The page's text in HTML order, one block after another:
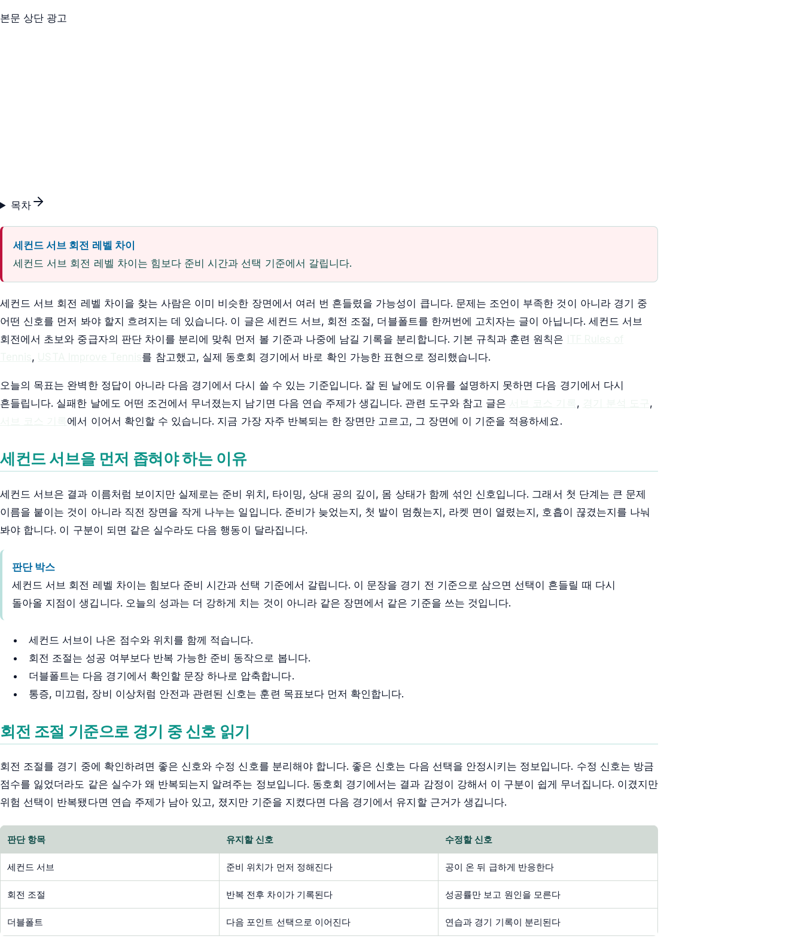
본문 상단 광고
목차
세컨드 서브 회전 레벨 차이
세컨드 서브 회전 레벨 차이는 힘보다 준비 시간과 선택 기준에서 갈립니다.
세컨드 서브 회전 레벨 차이을 찾는 사람은 이미 비슷한 장면에서 여러 번 흔들렸을 가능성이 큽니다. 문제는 조언이 부족한 것이 아니라 경기 중
어떤 신호를 먼저 봐야 할지 흐려지는 데 있습니다. 이 글은 세컨드 서브, 회전 조절, 더블폴트를 한꺼번에 고치자는 글이 아닙니다. 세컨드 서브
회전에서 초보와 중급자의 판단 차이를 분리에 맞춰 먼저 볼 기준과 나중에 남길 기록을 분리합니다. 기본 규칙과 훈련 원칙은
, 를 참고했고, 실제 동호회 경기에서 바로 확인 가능한 표현으로 정리했습니다.
오늘의 목표는 완벽한 정답이 아니라 다음 경기에서 다시 쓸 수 있는 기준입니다. 잘 된 날에도 이유를 설명하지 못하면 다음 경기에서 다시
흔들립니다. 실패한 날에도 어떤 조건에서 무너졌는지 남기면 다음 연습 주제가 생깁니다. 관련 도구와 참고 글은
,
,
에서 이어서 확인할 수 있습니다. 지금 가장 자주 반복되는 한 장면만 고르고, 그 장면에 이 기준을 적용하세요.
세컨드 서브을 먼저 좁혀야 하는 이유
세컨드 서브은 결과 이름처럼 보이지만 실제로는 준비 위치, 타이밍, 상대 공의 깊이, 몸 상태가 함께 섞인 신호입니다. 그래서 첫 단계는 큰 문제
이름을 붙이는 것이 아니라 직전 장면을 작게 나누는 일입니다. 준비가 늦었는지, 첫 발이 멈췄는지, 라켓 면이 열렸는지, 호흡이 끊겼는지를 나눠
봐야 합니다. 이 구분이 되면 같은 실수라도 다음 행동이 달라집니다.
판단 박스
세컨드 서브 회전 레벨 차이는 힘보다 준비 시간과 선택 기준에서 갈립니다. 이 문장을 경기 전 기준으로 삼으면 선택이 흔들릴 때 다시
돌아올 지점이 생깁니다. 오늘의 성과는 더 강하게 치는 것이 아니라 같은 장면에서 같은 기준을 쓰는 것입니다.
세컨드 서브이 나온 점수와 위치를 함께 적습니다.
회전 조절는 성공 여부보다 반복 가능한 준비 동작으로 봅니다.
더블폴트는 다음 경기에서 확인할 문장 하나로 압축합니다.
통증, 미끄럼, 장비 이상처럼 안전과 관련된 신호는 훈련 목표보다 먼저 확인합니다.
회전 조절 기준으로 경기 중 신호 읽기
회전 조절를 경기 중에 확인하려면 좋은 신호와 수정 신호를 분리해야 합니다. 좋은 신호는 다음 선택을 안정시키는 정보입니다. 수정 신호는 방금
점수를 잃었더라도 같은 실수가 왜 반복되는지 알려주는 정보입니다. 동호회 경기에서는 결과 감정이 강해서 이 구분이 쉽게 무너집니다. 이겼지만
위험 선택이 반복됐다면 연습 주제가 남아 있고, 졌지만 기준을 지켰다면 다음 경기에서 유지할 근거가 생깁니다.
판단 항목 유지할 신호 수정할 신호
세컨드 서브 준비 위치가 먼저 정해진다 공이 온 뒤 급하게 반응한다
회전 조절 반복 전후 차이가 기록된다 성공률만 보고 원인을 모른다
더블폴트 다음 포인트 선택으로 이어진다 연습과 경기 기록이 분리된다